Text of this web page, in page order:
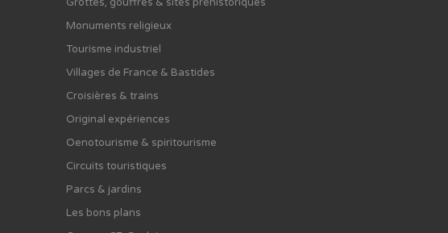
Grottes, gouffres & sites préhistoriques
Monuments religieux
Tourisme industriel
Villages de France & Bastides
Croisières & trains
Original expériences
Oenotourisme & spiritourisme
Circuits touristiques
Parcs & jardins
Les bons plans